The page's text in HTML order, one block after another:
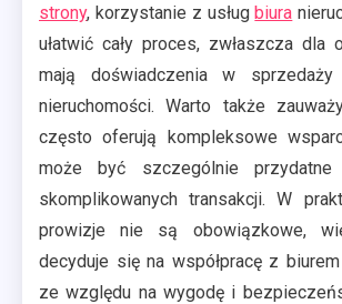
strony, korzystanie z usługbiura
ułatwić cały proces, zwłaszcza dla
mają doświadczenia w
nieruchomości. Warto także
często oferują kompleksowe
może być szczególnie
skomplikowanych transakcji. W
prowizje nie są obowiązkowe,
decyduje się na współpracę z
ze względu na wygodę i